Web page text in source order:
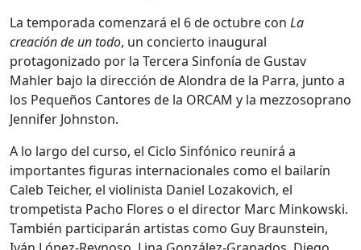
La temporada comenzará el 6 de octubre con La
creación de un todo, un concierto inaugural
protagonizado por la Tercera Sinfonía de Gustav
Mahler bajo la dirección de Alondra de la Parra, junto a
los Pequeños Cantores de la ORCAM y la mezzosoprano
Jennifer Johnston.
A lo largo del curso, el Ciclo Sinfónico reunirá a
importantes figuras internacionales como el bailarín
Caleb Teicher, el violinista Daniel Lozakovich, el
trompetista Pacho Flores o el director Marc Minkowski.
También participarán artistas como Guy Braunstein,